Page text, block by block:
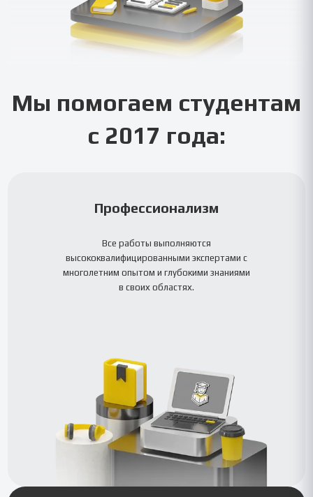
Мы помогаем студентам
с 2017 года:
Профессионализм
Все работы выполняются
высококвалифицированными экспертами с
многолетним опытом и глубокими знаниями
в своих областях.